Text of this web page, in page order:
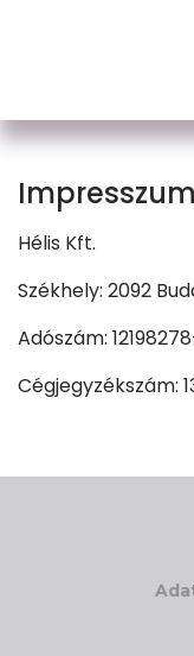
Impresszum
Hélis Kft.
Székhely: 2092
Adószám:
Cégjegyzékszám: